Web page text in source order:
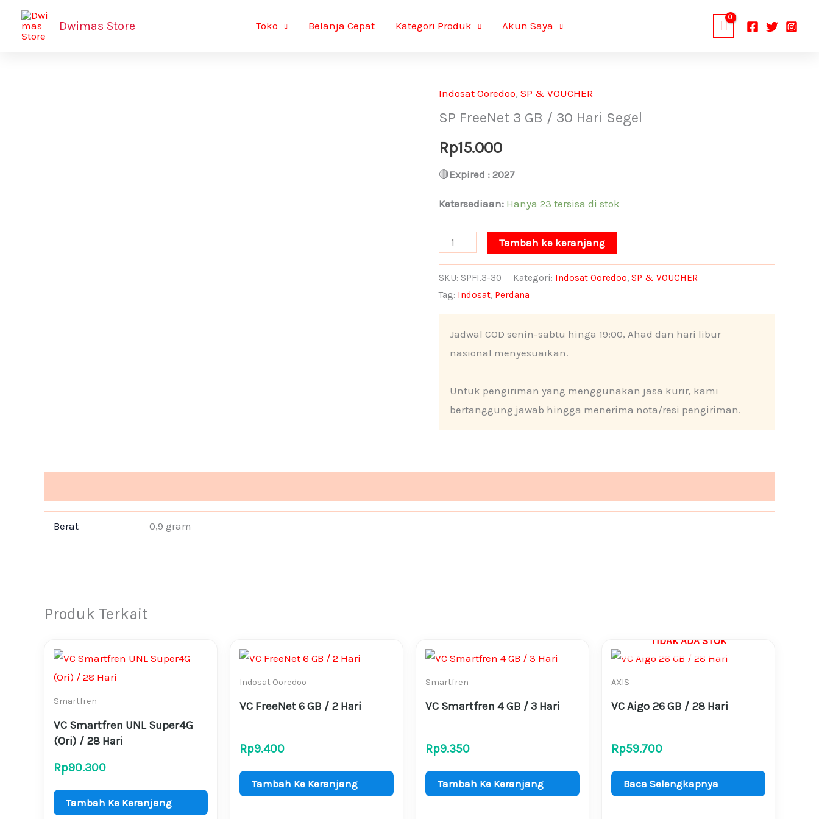
Lewati
Dwimas Store Toko Belanja Cepat Kategori Produk Akun Saya
Indosat Ooredoo, SP & VOUCHER
SP FreeNet 3 GB / 30 Hari Segel
Rp15.000
🔴Expired : 2027
Ketersediaan: Hanya 23 tersisa di stok
Kuantitas
FreeNet
3
GB
Segel
Tambah ke keranjang
SKU: SPFI.3-30 Kategori: Indosat Ooredoo, SP & VOUCHER
Tag: Indosat, Perdana
Jadwal COD senin-sabtu hinga 19:00, Ahad dan hari libur
nasional menyesuaikan.
Untuk pengiriman yang menggunakan jasa kurir, kami
bertanggung jawab hingga menerima nota/resi pengiriman.
Berat 0,9 gram
Produk Terkait
Smartfren
VC Smartfren UNL Super4G
(Ori) / 28 Hari
Rp90.300
Tambah Ke Keranjang
Indosat Ooredoo
VC FreeNet 6 GB / 2 Hari
Rp9.400
Tambah Ke Keranjang
Smartfren
VC Smartfren 4 GB / 3 Hari
Rp9.350
Tambah Ke Keranjang
TIDAK ADA STOK
AXIS
VC Aigo 26 GB / 28 Hari
Rp59.700
Baca Selengkapnya